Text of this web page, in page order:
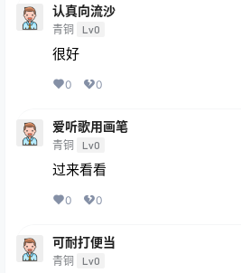
认真向流沙
青铜 Lv0
很好
0 0
爱听歌用画笔
青铜 Lv0
过来看看
0 0
可耐打便当
青铜 Lv0